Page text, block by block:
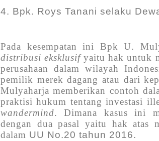
4. Bpk. Roys Tanani selaku
Pada kesempatan ini Bpk U.
distribusi eksklusifyaitu hak untuk
perusahaan dalam wilayah
pemilik merek dagang atau dari
Mulyaharja memberikan contoh
praktisi hukum tentang investasi
wandermind. Dimana kasus ini
dengan dua pasal yaitu hak atas
dalam UU No.20 tahun 2016.